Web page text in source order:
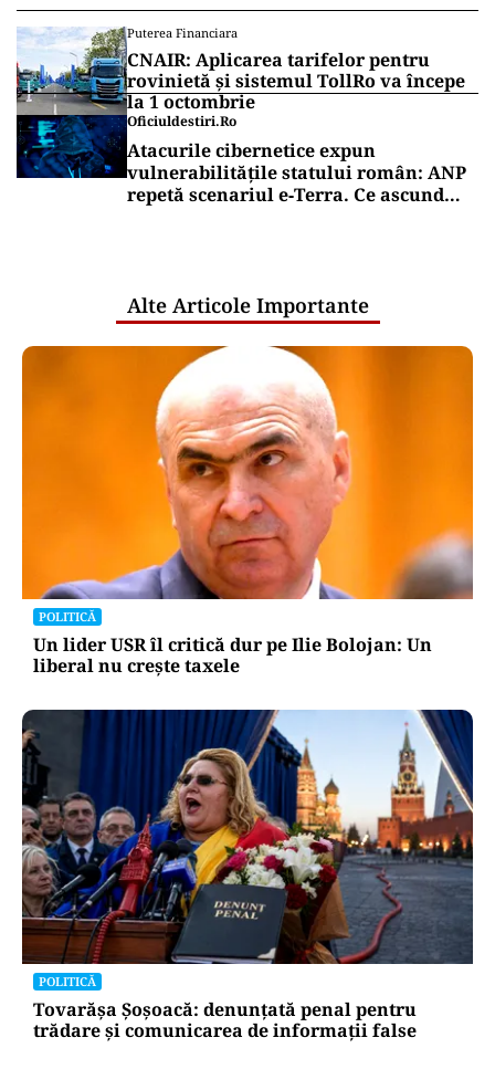
Puterea Financiara
CNAIR: Aplicarea tarifelor pentru
rovinietă și sistemul TollRo va începe
la 1 octombrie
Oficiuldestiri.ro
Atacurile cibernetice expun
vulnerabilitățile statului român: ANP
repetă scenariul e‑Terra. Ce ascund
Alte Articole Importante
POLITICĂ
Un lider USR îl critică dur pe Ilie Bolojan: Un
liberal nu crește taxele
POLITICĂ
Tovarășa Șoșoacă: denunțată penal pentru
trădare și comunicarea de informații false